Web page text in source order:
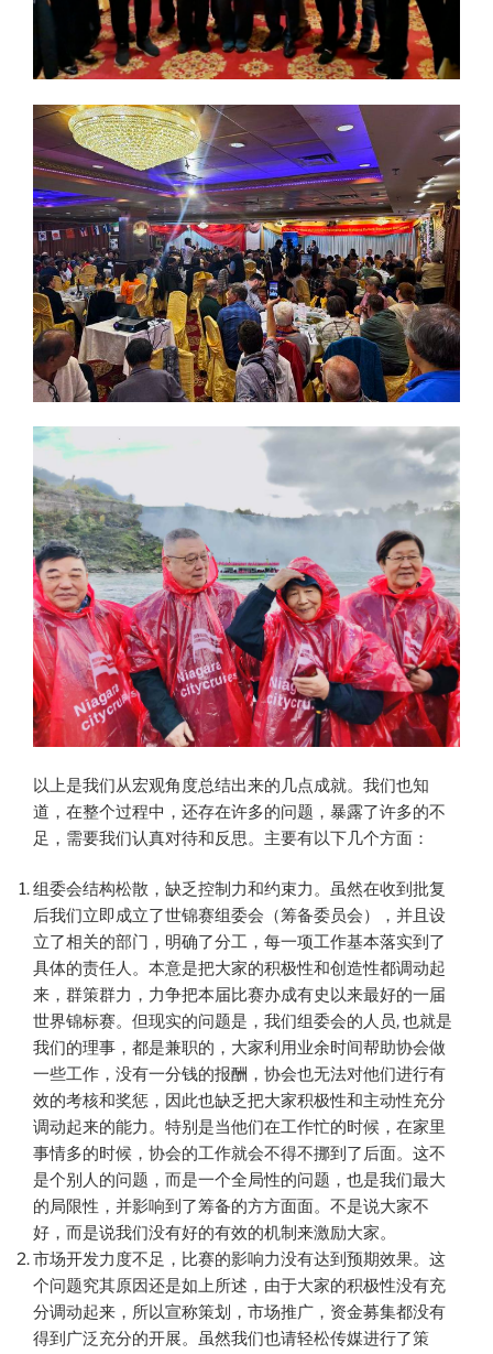
以上是我们从宏观角度总结出来的几点成就。我们也知
道，在整个过程中，还存在许多的问题，暴露了许多的不
足，需要我们认真对待和反思。主要有以下几个方面：
组委会结构松散，缺乏控制力和约束力。虽然在收到批复
后我们立即成立了世锦赛组委会（筹备委员会），并且设
立了相关的部门，明确了分工，每一项工作基本落实到了
具体的责任人。本意是把大家的积极性和创造性都调动起
来，群策群力，力争把本届比赛办成有史以来最好的一届
世界锦标赛。但现实的问题是，我们组委会的人员, 也就是
我们的理事，都是兼职的，大家利用业余时间帮助协会做
一些工作，没有一分钱的报酬，协会也无法对他们进行有
效的考核和奖惩，因此也缺乏把大家积极性和主动性充分
调动起来的能力。特别是当他们在工作忙的时候，在家里
事情多的时候，协会的工作就会不得不挪到了后面。这不
是个别人的问题，而是一个全局性的问题，也是我们最大
的局限性，并影响到了筹备的方方面面。不是说大家不
好，而是说我们没有好的有效的机制来激励大家。
市场开发力度不足，比赛的影响力没有达到预期效果。这
个问题究其原因还是如上所述，由于大家的积极性没有充
分调动起来，所以宣称策划，市场推广，资金募集都没有
得到广泛充分的开展。虽然我们也请轻松传媒进行了策